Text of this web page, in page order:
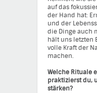
auf das
der Hand hat:
und der
die Dinge auch
hält uns letzten
volle Kraft der
machen.
Welche Rituale
praktizierst du,
stärken?